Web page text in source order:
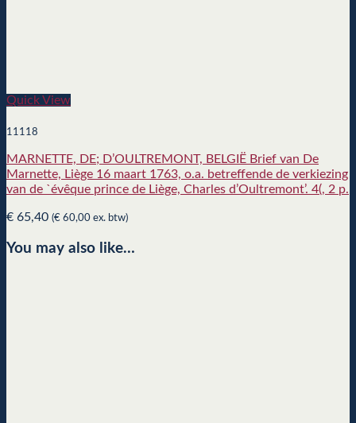
Quick View
11118
MARNETTE, DE; D’OULTREMONT, BELGIË Brief van De
Marnette, Liège 16 maart 1763, o.a. betreffende de verkiezing
van de `évêque prince de Liège, Charles d’Oultremont’. 4(, 2 p.
€ 65,40 (€ 60,00 ex. btw)
You may also like…